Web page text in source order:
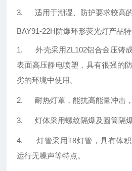
3. 适用于潮湿、防护要求较高的
BAY91-22H防爆环形荧光灯产品特
1. 外壳采用ZL102铝合金压铸
表面高压静电喷塑，具有很强的
劣的环境中使用。
2. 耐热灯罩，能抗高能量冲击，
3. 灯体采用螺纹隔爆及圆筒隔爆
4. 灯管采用T8灯管，具有体积
运行无噪声等特点。